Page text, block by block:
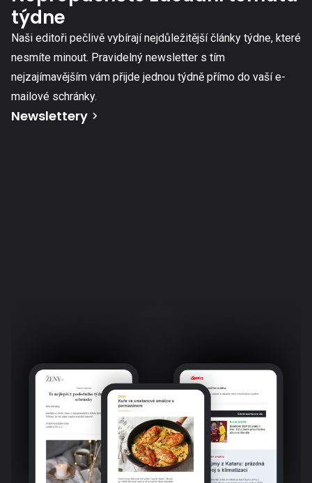
týdne
Naši editoři pečlivě vybírají nejdůležitější články týdne, které
nesmíte minout. Pravidelný newsletter s tím
nejzajímavějším vám přijde jednou týdně přímo do vaší e-
mailové schránky.
Newslettery